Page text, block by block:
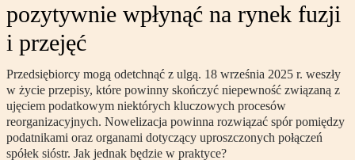
pozytywnie wpłynąć na rynek fuzji
i przejęć
Przedsiębiorcy mogą odetchnąć z ulgą. 18 września 2025 r. weszły
w życie przepisy, które powinny skończyć niepewność związaną z
ujęciem podatkowym niektórych kluczowych procesów
reorganizacyjnych. Nowelizacja powinna rozwiązać spór pomiędzy
podatnikami oraz organami dotyczący uproszczonych połączeń
spółek sióstr. Jak jednak będzie w praktyce?